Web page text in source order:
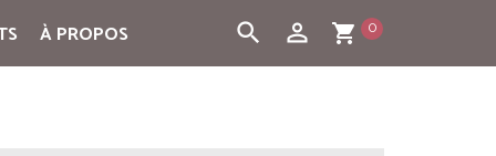
À PROPOS shopping_cart 0
person_outline
search